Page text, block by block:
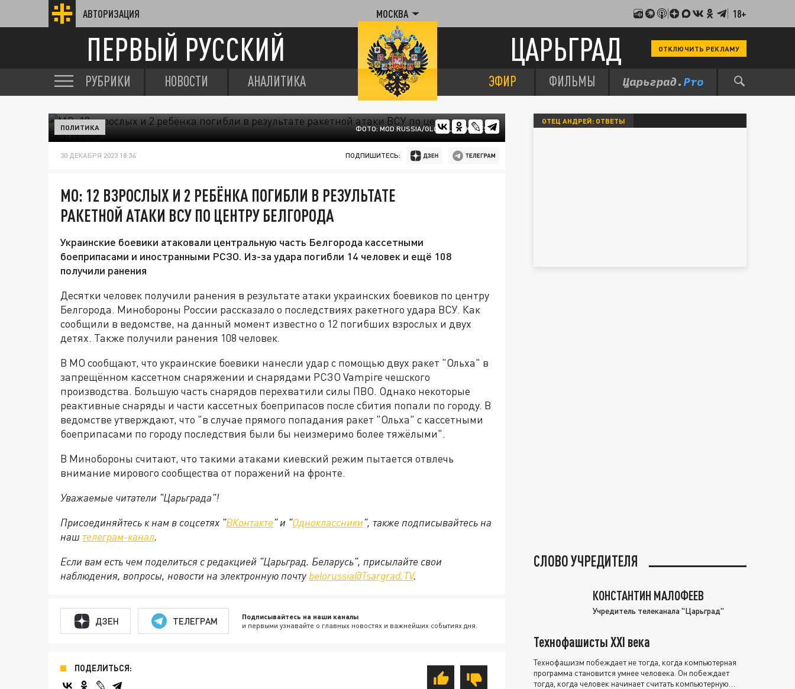
АВТОРИЗАЦИЯ МОСКВА 18+
ПЕРВЫЙ РУССКИЙ ЦАРЬГРАД ОТКЛЮЧИТЬ РЕКЛАМУ
РУБРИКИ НОВОСТИ АНАЛИТИКА ЭФИР ФИЛЬМЫ
ФОТО: MOD RUSSIA/GLOBALLOOKPRESS
ПОЛИТИКА
30 ДЕКАБРЯ 2023 18:34 ПОДПИШИТЕСЬ:
МО: 12 ВЗРОСЛЫХ И 2 РЕБЁНКА ПОГИБЛИ В РЕЗУЛЬТАТЕ
РАКЕТНОЙ АТАКИ ВСУ ПО ЦЕНТРУ БЕЛГОРОДА
Украинские боевики атаковали центральную часть Белгорода кассетными
боеприпасами и иностранными РСЗО. Из-за удара погибли 14 человек и ещё 108
получили ранения
Десятки человек получили ранения в результате атаки украинских боевиков по центру
Белгорода. Минобороны России рассказало о последствиях ракетного удара ВСУ. Как
сообщили в ведомстве, на данный момент известно о 12 погибших взрослых и двух
детях. Также получили ранения 108 человек.
В МО сообщают, что украинские боевики нанесли удар с помощью двух ракет "Ольха" в
запрещённом кассетном снаряжении и снарядами РСЗО Vampire чешского
производства. Большую часть снарядов перехватили силы ПВО. Однако некоторые
реактивные снаряды и части кассетных боеприпасов после сбития попали по городу. В
ведомстве утверждают, что "в случае прямого попадания ракет "Ольха" с кассетными
боеприпасами по городу последствия были бы неизмеримо более тяжёлыми".
В Минобороны считают, что такими атаками киевский режим пытается отвлечь
внимание мирового сообщества от поражений на фронте.
Уважаемые читатели "Царьграда"!
Присоединяйтесь к нам в соцсетях "ВКонтакте" и "Одноклассники", также подписывайтесь на
наш телеграм-канал.
Если вам есть чем поделиться с редакцией "Царьград. Беларусь", присылайте свои
наблюдения, вопросы, новости на электронную почту belorussia@Tsargrad.TV.
ДЗЕН ТЕЛЕГРАМ Подписывайтесь на наши каналы
и первыми узнавайте о главных новостях и важнейших событиях дня.
ПОДЕЛИТЬСЯ:
ОТЕЦ АНДРЕЙ: ОТВЕТЫ
СЛОВО УЧРЕДИТЕЛЯ
КОНСТАНТИН МАЛОФЕЕВ
Учредитель телеканала "Царьград"
Технофашисты XXI века
Технофашизм побеждает не тогда, когда компьютерная
программа становится умнее человека. Он побеждает
тогда, когда человек начинает считать компьютерную